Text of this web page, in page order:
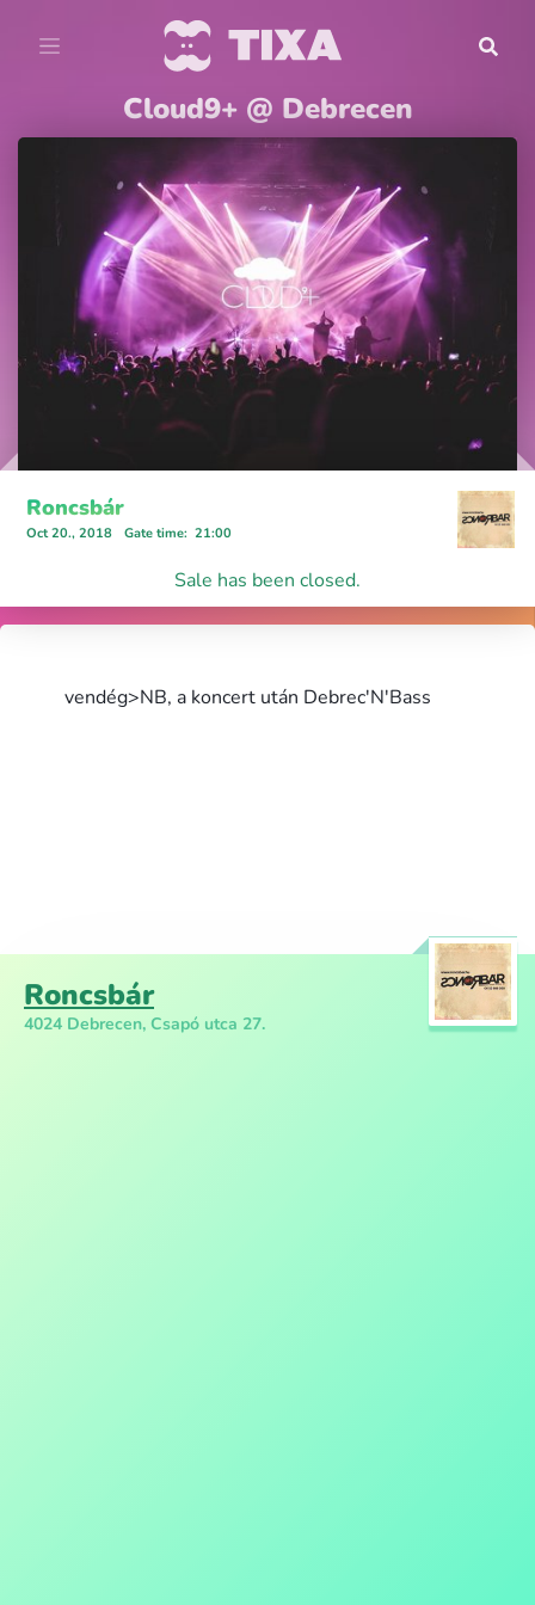
Cloud9+ @ Debrecen
Roncsbár
Oct 20., 2018 Gate time: 21:00
Sale has been closed.
vendég>NB, a koncert után Debrec'N'Bass
Roncsbár
4024 Debrecen, Csapó utca 27.